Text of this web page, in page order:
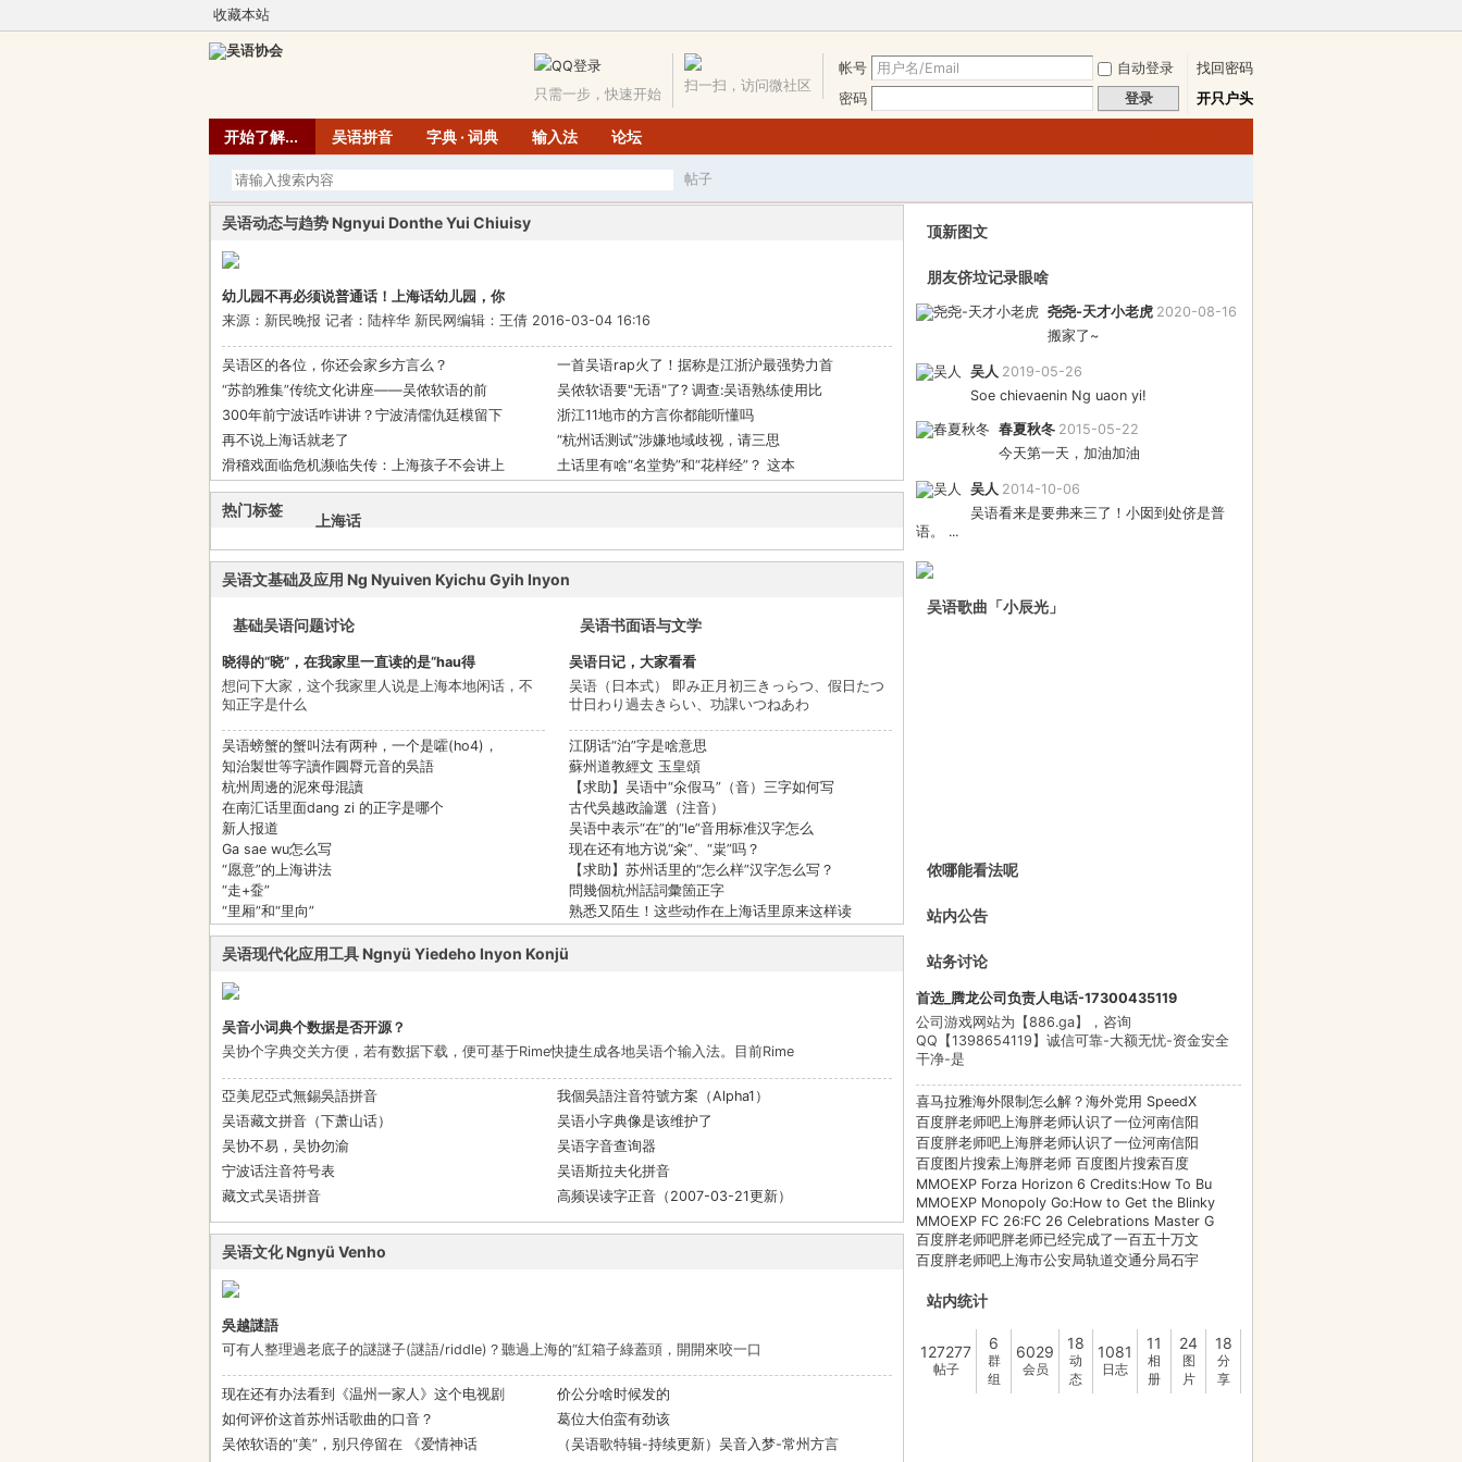
收藏本站
帐号 自动登录
找回密码
密码
登录 开只户头
扫一扫，访问微社区
只需一步，快速开始
开始了解... 吴语拼音 字典 · 词典 输入法 论坛
帖子
吴语动态与趋势 Ngnyui Donthe Yui Chiuisy
幼儿园不再必须说普通话！上海话幼儿园，你
来源：新民晚报 记者：陆梓华 新民网编辑：王倩 2016-03-04 16:16
吴语区的各位，你还会家乡方言么？
一首吴语rap火了！据称是江浙沪最强势力首
“苏韵雅集”传统文化讲座——吴侬软语的前
吴侬软语要"无语"了? 调查:吴语熟练使用比
300年前宁波话咋讲讲？宁波清儒仇廷模留下
浙江11地市的方言你都能听懂吗
再不说上海话就老了
“杭州话测试”涉嫌地域歧视，请三思
滑稽戏面临危机濒临失传：上海孩子不会讲上
土话里有啥“名堂势”和“花样经”？ 这本
热门标签
上海话
苏州话
绍兴话
台州话
温州话
正字
吴语文基础及应用 Ng Nyuiven Kyichu Gyih Inyon
基础吴语问题讨论
晓得的“晓”，在我家里一直读的是“hau得
想问下大家，这个我家里人说是上海本地闲话，不
知正字是什么
吴语螃蟹的蟹叫法有两种，一个是嚯(ho4)，
知治製世等字讀作圓脣元音的吳語
杭州周邊的泥來母混讀
在南汇话里面dang zi 的正字是哪个
新人报道
Ga sae wu怎么写
“愿意”的上海讲法
“走+䪞”
“里厢”和“里向”
吴语书面语与文学
吴语日记，大家看看
吴语（日本式） 即み正月初三きっらつ、假日たつ
廿日わり過去きらい、功課いつねあわ
江阴话“泊”字是啥意思
蘇州道教經文 玉皇頌
【求助】吴语中“氽假马”（音）三字如何写
古代吳越政論選（注音）
吴语中表示“在”的“le”音用标准汉字怎么
现在还有地方说“籴”、“粜”吗？
【求助】苏州话里的“怎么样”汉字怎么写？
問幾個杭州話詞彙箇正字
熟悉又陌生！这些动作在上海话里原来这样读
吴语现代化应用工具 Ngnyü Yiedeho Inyon Konjü
吴音小词典个数据是否开源？
吴协个字典交关方便，若有数据下载，便可基于Rime快捷生成各地吴语个输入法。目前Rime
亞美尼亞式無錫吳語拼音
我個吳語注音符號方案（Alpha1）
吴语藏文拼音（下萧山话）
吴语小字典像是该维护了
吴协不易，吴协勿渝
吴语字音查询器
宁波话注音符号表
吴语斯拉夫化拼音
藏文式吴语拼音
高频误读字正音（2007-03-21更新）
吴语文化 Ngnyü Venho
吳越謎語
可有人整理過老底子的謎謎子(謎語/riddle)？聽過上海的“紅箱子綠蓋頭，開開來咬一口
现在还有办法看到《温州一家人》这个电视剧
价公分啥时候发的
如何评价这首苏州话歌曲的口音？
葛位大伯蛮有劲该
吴侬软语的“美”，别只停留在 《爱情神话
（吴语歌特辑-持续更新）吴音入梦-常州方言
顶新图文
朋友侪垃记录眼啥
尧尧-天才小老虎 2020-08-16
搬家了~
吴人 2019-05-26
Soe chievaenin Ng uaon yi!
春夏秋冬 2015-05-22
今天第一天，加油加油
吴人 2014-10-06
吴语看来是要弗来三了！小囡到处侪是普
语。 ...
吴语歌曲「小辰光」
侬哪能看法呢
站内公告
站务讨论
首选_腾龙公司负责人电话-17300435119
公司游戏网站为【886.ga】，咨询
QQ【1398654119】诚信可靠-大额无忧-资金安全
干净-是
喜马拉雅海外限制怎么解？海外党用 SpeedX
百度胖老师吧上海胖老师认识了一位河南信阳
百度胖老师吧上海胖老师认识了一位河南信阳
百度图片搜索上海胖老师 百度图片搜索百度
MMOEXP Forza Horizon 6 Credits:How To Bu
MMOEXP Monopoly Go:How to Get the Blinky
MMOEXP FC 26:FC 26 Celebrations Master G
百度胖老师吧胖老师已经完成了一百五十万文
百度胖老师吧上海市公安局轨道交通分局石宇
站内统计
127277
帖子
6
群
组
6029
会员
18
动
态
1081
日志
11
相
册
24
图
片
18
分
享